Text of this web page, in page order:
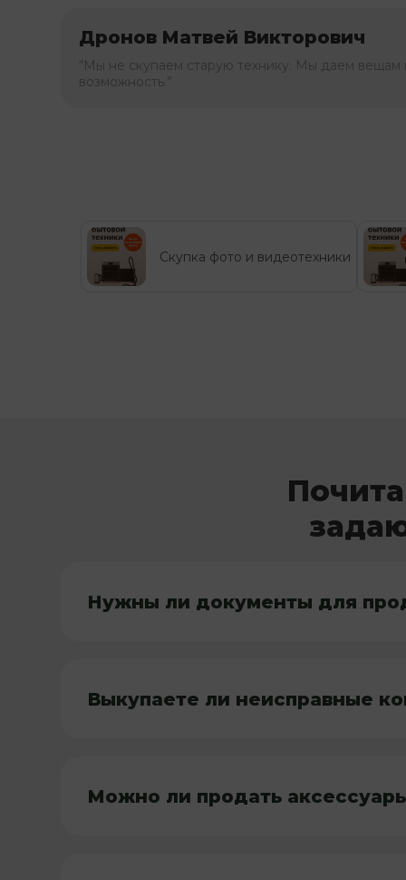
Дронов Матвей Викторович
“Мы не скупаем старую технику. Мы даем
возможность.”
Скупка фото и видеотехники
Нужны ли документы для
Выкупаете ли неисправные
Можно ли продать